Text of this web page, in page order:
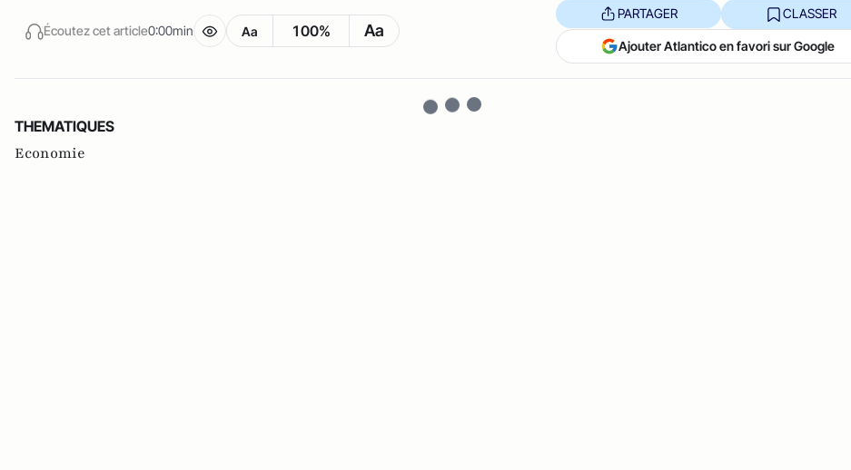
Écoutez cet article0:00min Aa 100% Aa
PARTAGER CLASSER
Ajouter Atlantico en favori sur Google
THEMATIQUES
Economie